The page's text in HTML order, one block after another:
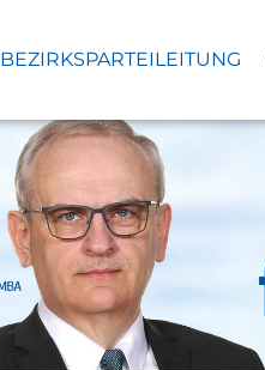
BEZIRKSPARTEILEITUNG